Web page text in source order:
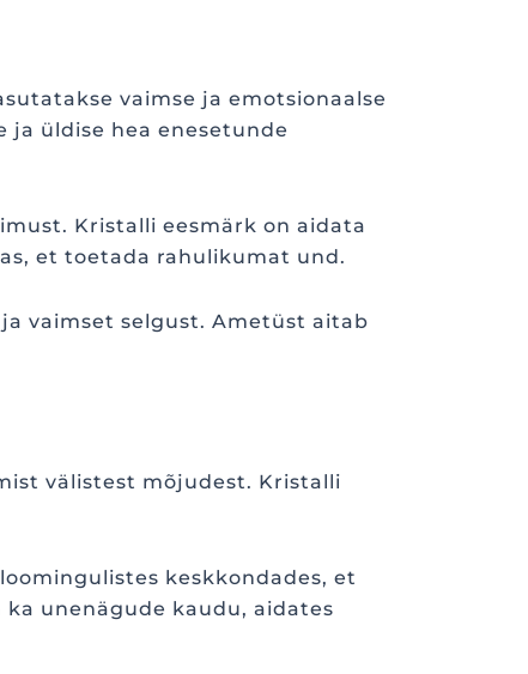
vaimse ja emotsionaalse
ja üldise hea enesetunde
Kristalli eesmärk on aidata
et toetada rahulikumat und.
vaimset selgust. Ametüst aitab
välistest mõjudest. Kristalli
keskkondades, et
unenägude kaudu, aidates